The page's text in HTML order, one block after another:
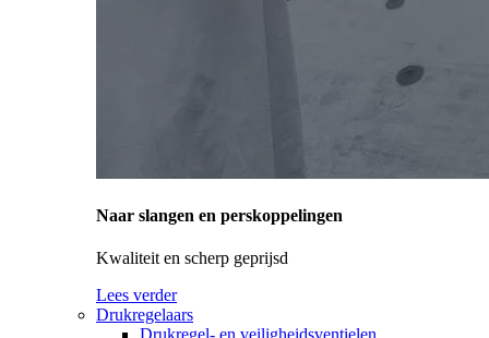
Naar slangen en perskoppelingen
Kwaliteit en scherp geprijsd
Lees verder
Drukregelaars